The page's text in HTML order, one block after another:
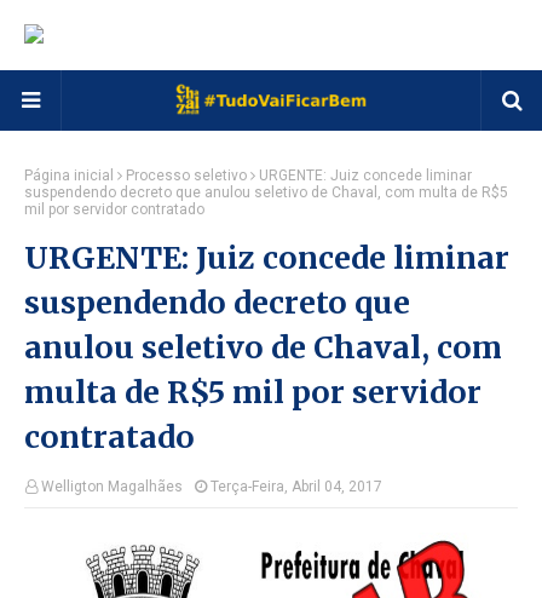
Página inicial Processo seletivo
URGENTE: Juiz concede liminar
suspendendo decreto que anulou seletivo de Chaval, com multa de R$5
mil por servidor contratado
URGENTE: Juiz concede liminar
suspendendo decreto que
anulou seletivo de Chaval, com
multa de R$5 mil por servidor
contratado
Welligton Magalhães Terça-Feira, Abril 04, 2017